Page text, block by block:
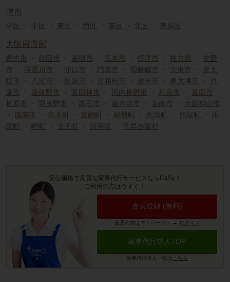
堺市
堺区 ・ 中区 ・ 東区 ・ 西区 ・ 南区 ・ 北区 ・ 美原区
大阪府市部
豊中市 ・ 吹田市 ・ 高槻市 ・ 茨木市 ・ 摂津市 ・枚方市 ・ 交野
・ 寝屋川市 ・ 守口市 ・ 門真市 ・ 四條畷市 ・ 大東市 ・ 東大
阪市
・ 八尾市 ・ 松原市 ・ 岸和田市 ・ 池田市 ・ 泉大津市 ・
貝
塚市
・ 泉佐野市 ・ 富田林市 ・ 河内長野市 ・ 和泉市 ・ 箕面市
・
柏原市
・ 羽曳野市 ・ 高石市 ・ 藤井寺市 ・ 泉南市 ・
大阪狭山市
・
阪南市 ・ 島本町 ・ 豊能町 ・ 能勢町 ・ 忠岡町 ・ 熊取町 ・
田
尻町 ・ 岬町 ・ 太子町 ・ 河南町 ・ 千早赤阪村
安心価格で良質な家事代行サービスならCaSy！
ご利用の方は今すぐ！
会員登録 (無料)
会員の方はマイページへ → ログイン
家事代行求人TOP
家事代行求人一覧は こちら